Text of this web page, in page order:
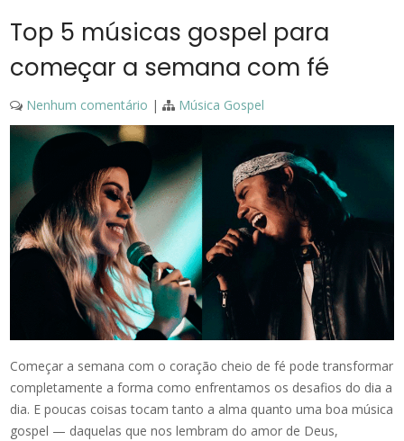
Top 5 músicas gospel para
começar a semana com fé
Nenhum comentário | Música Gospel
Começar a semana com o coração cheio de fé pode transformar
completamente a forma como enfrentamos os desafios do dia a
dia. E poucas coisas tocam tanto a alma quanto uma boa música
gospel — daquelas que nos lembram do amor de Deus,